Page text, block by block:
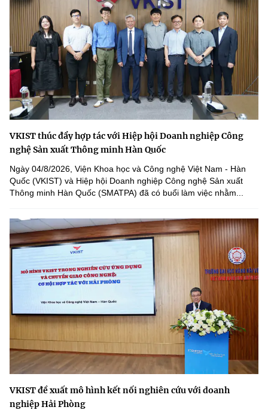
VKIST thúc đẩy hợp tác với Hiệp hội Doanh nghiệp Công
nghệ Sản xuất Thông minh Hàn Quốc
Ngày 04/8/2026, Viện Khoa học và Công nghệ Việt Nam - Hàn
Quốc (VKIST) và Hiệp hội Doanh nghiệp Công nghệ Sản xuất
Thông minh Hàn Quốc (SMATPA) đã có buổi làm việc nhằm...
VKIST đề xuất mô hình kết nối nghiên cứu với doanh
nghiệp Hải Phòng